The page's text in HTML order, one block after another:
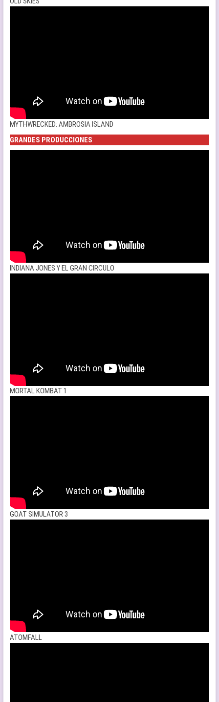
MYTHWRECKED: AMBROSIA ISLAND
GRANDES PRODUCCIONES
INDIANA JONES Y EL GRAN CIRCULO
MORTAL KOMBAT 1
GOAT SIMULATOR 3
ATOMFALL